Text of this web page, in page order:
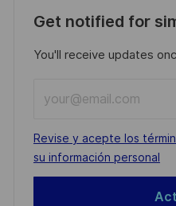
Get notified for
You'll receive updates
Email
address
(Required)
Required
Revise y acepte los
su información personal